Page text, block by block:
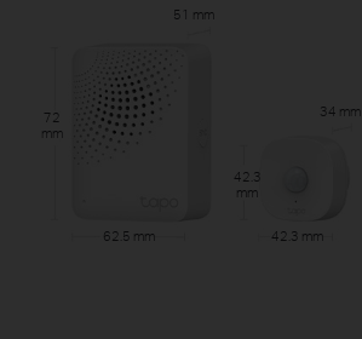
72
mm
51 mm
62.5 mm
42.3
mm
42.3 mm
34 mm